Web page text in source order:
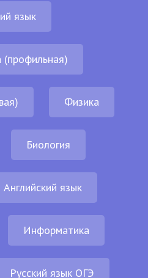
язык
Физика
Биология
Английский язык
Информатика
Русский язык ОГЭ